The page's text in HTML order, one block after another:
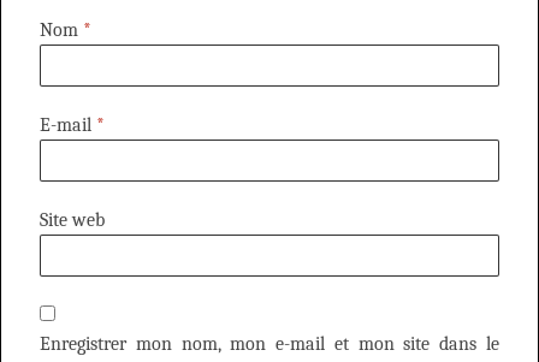
Nom *
E-mail *
Site web
Enregistrer mon nom, mon e-mail et mon site dans le